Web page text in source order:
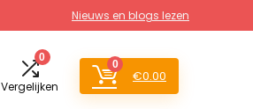
Nieuws en blogs lezen
0
Vergelijken
0
€0.00